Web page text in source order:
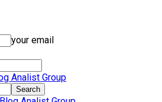
your email
Analist Group